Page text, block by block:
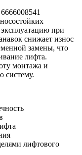
при
снижает износ
замены, что
лифта.
монтажа и
систему.
лифтового